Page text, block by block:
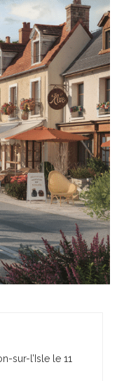
sur-l’Isle le 11